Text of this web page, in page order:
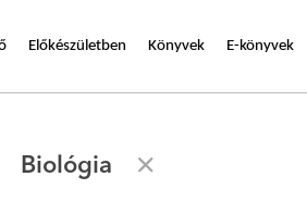
Előkészületben Könyvek E-könyvek
Biológia